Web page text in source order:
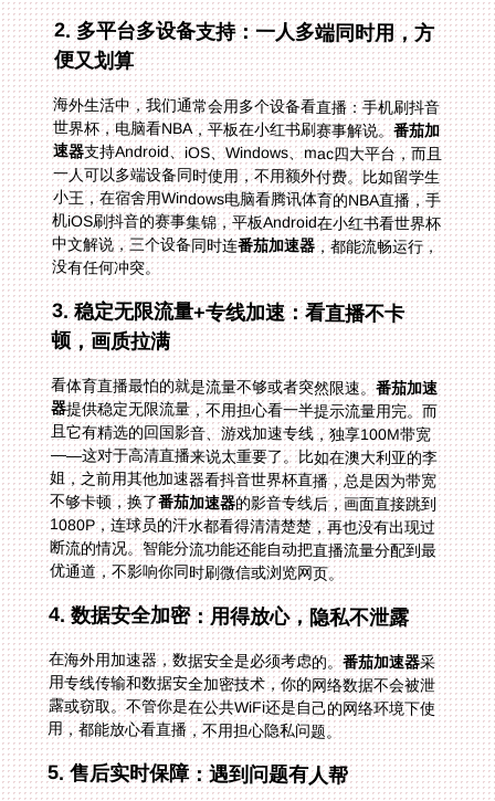
2. 多平台多设备支持：一人多端同时用，方
便又划算
海外生活中，我们通常会用多个设备看直播：手机刷抖音
世界杯，电脑看NBA，平板在小红书刷赛事解说。番茄加
速器支持Android、iOS、Windows、mac四大平台，而且
一人可以多端设备同时使用，不用额外付费。比如留学生
小王，在宿舍用Windows电脑看腾讯体育的NBA直播，手
机iOS刷抖音的赛事集锦，平板Android在小红书看世界杯
中文解说，三个设备同时连番茄加速器，都能流畅运行，
没有任何冲突。
3. 稳定无限流量+专线加速：看直播不卡
顿，画质拉满
看体育直播最怕的就是流量不够或者突然限速。番茄加速
器提供稳定无限流量，不用担心看一半提示流量用完。而
且它有精选的回国影音、游戏加速专线，独享100M带宽
——这对于高清直播来说太重要了。比如在澳大利亚的李
姐，之前用其他加速器看抖音世界杯直播，总是因为带宽
不够卡顿，换了番茄加速器的影音专线后，画面直接跳到
1080P，连球员的汗水都看得清清楚楚，再也没有出现过
断流的情况。智能分流功能还能自动把直播流量分配到最
优通道，不影响你同时刷微信或浏览网页。
4. 数据安全加密：用得放心，隐私不泄露
在海外用加速器，数据安全是必须考虑的。番茄加速器采
用专线传输和数据安全加密技术，你的网络数据不会被泄
露或窃取。不管你是在公共WiFi还是自己的网络环境下使
用，都能放心看直播，不用担心隐私问题。
5. 售后实时保障：遇到问题有人帮